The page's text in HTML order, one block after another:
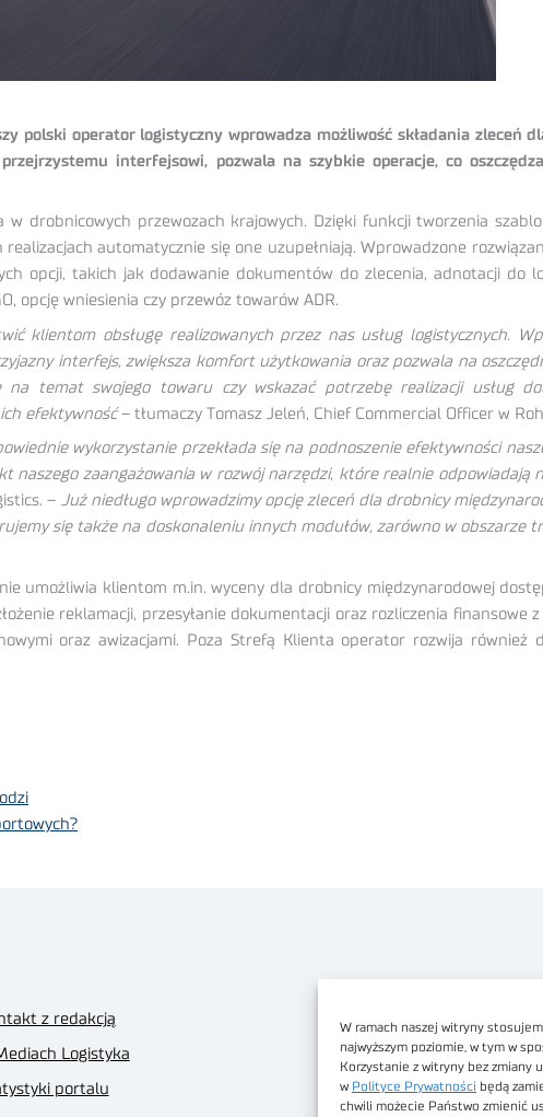
W ramach naszej witryny
najwyższym poziomie, w tym w
Korzystanie z witryny bez zmiany
w Polityce Prywatności będą
chwili możecie Państwo zmienić
polski operator logistyczny wprowadza możliwość składania zleceń
interfejsowi, pozwala na szybkie operacje, co
w drobnicowych przewozach krajowych. Dzięki funkcji tworzenia
automatycznie się one uzupełniają. Wprowadzone
opcji, takich jak dodawanie dokumentów do zlecenia, adnotacji do
opcję wniesienia czy przewóz towarów ADR.
klientom obsługę realizowanych przez nas usług logistycznych.
interfejs, zwiększa komfort użytkowania oraz pozwala na
temat swojego towaru czy wskazać potrzebę realizacji usług
efektywność– tłumaczy Tomasz Jeleń, Chief Commercial Officer w
wykorzystanie przekłada się na podnoszenie efektywności
naszego zaangażowania w rozwój narzędzi, które realnie
– Już niedługo wprowadzimy opcję zleceń dla drobnicy
się także na doskonaleniu innych modułów, zarówno w
umożliwia klientom m.in. wyceny dla drobnicy międzynarodowej
reklamacji, przesyłanie dokumentacji oraz rozliczenia
oraz awizacjami. Poza Strefą Klienta operator rozwija również
z redakcją
Logistyka
portalu
Dostępność
Regulamin
Regulamin